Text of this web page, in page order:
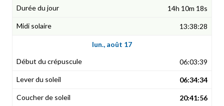
14h 10m 18s
13:38:28
lun., août 17
06:03:39
06:34:34
20:41:56